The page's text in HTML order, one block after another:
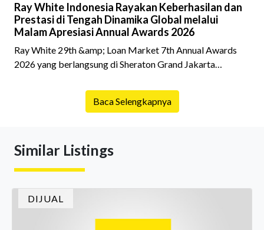
Ray White Indonesia Rayakan Keberhasilan dan
Prestasi di Tengah Dinamika Global melalui
Malam Apresiasi Annual Awards 2026
Ray White 29th &amp; Loan Market 7th Annual Awards
2026 yang berlangsung di Sheraton Grand Jakarta
istimewa bagi para pelaku industri properti dan keuangan.
Lebih dari 400 marketing executives dan principals
menghidupkan suasana, acara ini dihadiri oleh Country
Baca Selengkapnya
Similar Listings
DIJUAL